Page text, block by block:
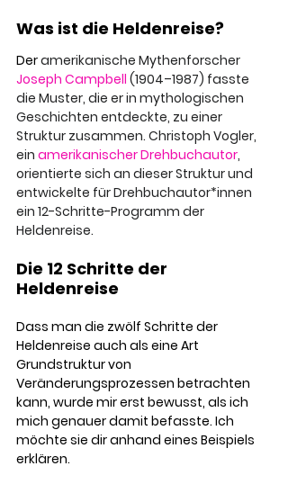
Was ist die Heldenreise?
Der amerikanische Mythenforscher
Joseph Campbell (1904–1987) fasste
die Muster, die er in mythologischen
Geschichten entdeckte, zu einer
Struktur zusammen. Christoph Vogler,
ein amerikanischerDrehbuchautor,
orientierte sich an dieser Struktur und
entwickelte für Drehbuchautor*innen
ein 12-Schritte-Programm der
Heldenreise.
Die 12 Schritte der
Heldenreise
Dass man die zwölf Schritte der
Heldenreise auch als eine Art
Grundstruktur von
Veränderungsprozessen betrachten
kann, wurde mir erst bewusst, als ich
mich genauer damit befasste. Ich
möchte sie dir anhand eines Beispiels
erklären.